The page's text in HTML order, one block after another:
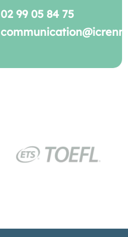
02 99 05 84 75